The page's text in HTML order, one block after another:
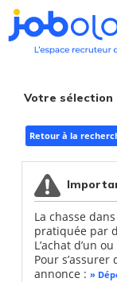
Votre sélection
Retour à la
La chasse
pratiquée par
L’achat d’un
Pour
annonce : »